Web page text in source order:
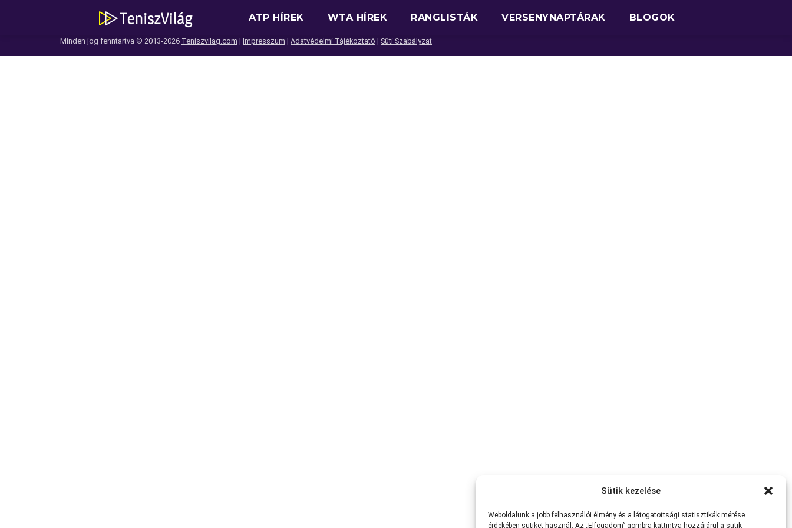
Sütik kezelése
Weboldalunk a jobb felhasználói élmény és a látogatottsági statisztikák mérése
érdekében sütiket használ. Az „Elfogadom” gombra kattintva hozzájárul a sütik
ATP HÍREK WTA HÍREK RANGLISTÁK VERSENYNAPTÁRAK BLOGOK
Minden jog fenntartva © 2013-2026 Teniszvilag.com | Impresszum | Adatvédelmi Tájékoztató | Süti Szabályzat